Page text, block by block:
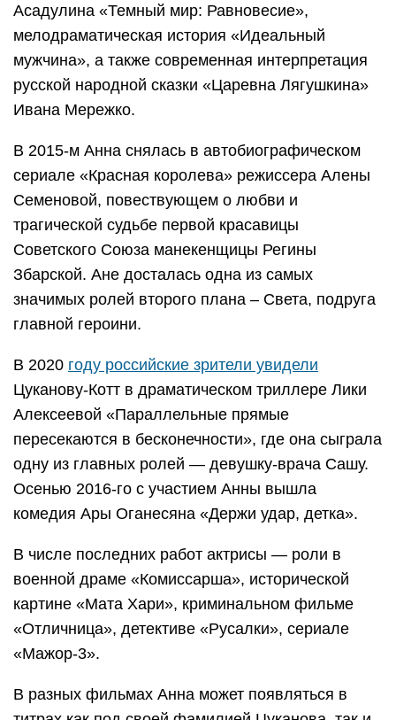
Асадулина «Темный мир: Равновесие»,
мелодраматическая история «Идеальный
мужчина», а также современная интерпретация
русской народной сказки «Царевна Лягушкина»
Ивана Мережко.
В 2015-м Анна снялась в автобиографическом
сериале «Красная королева» режиссера Алены
Семеновой, повествующем о любви и
трагической судьбе первой красавицы
Советского Союза манекенщицы Регины
Збарской. Ане досталась одна из самых
значимых ролей второго плана – Света, подруга
главной героини.
В 2020 году российские зрители увидели
Цуканову-Котт в драматическом триллере Лики
Алексеевой «Параллельные прямые
пересекаются в бесконечности», где она сыграла
одну из главных ролей — девушку-врача Сашу.
Осенью 2016-го с участием Анны вышла
комедия Ары Оганесяна «Держи удар, детка».
В числе последних работ актрисы — роли в
военной драме «Комиссарша», исторической
картине «Мата Хари», криминальном фильме
«Отличница», детективе «Русалки», сериале
«Мажор-3».
В разных фильмах Анна может появляться в